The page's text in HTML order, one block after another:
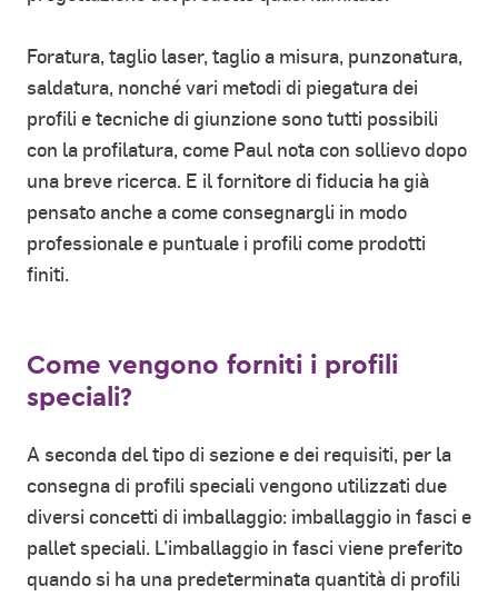
Foratura, taglio laser, taglio a misura, punzonatura,
saldatura, nonché vari metodi di piegatura dei
profili e tecniche di giunzione sono tutti possibili
con la profilatura, come Paul nota con sollievo dopo
una breve ricerca. E il fornitore di fiducia ha già
pensato anche a come consegnargli in modo
professionale e puntuale i profili come prodotti
finiti.
Come vengono forniti i profili
speciali?
A seconda del tipo di sezione e dei requisiti, per la
consegna di profili speciali vengono utilizzati due
diversi concetti di imballaggio: imballaggio in fasci e
pallet speciali. L’imballaggio in fasci viene preferito
quando si ha una predeterminata quantità di profili